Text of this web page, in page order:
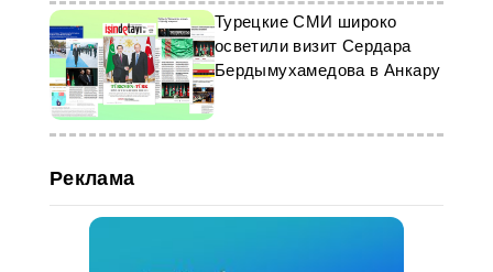
Турецкие СМИ широко
осветили визит Сердара
Бердымухамедова в Анкару
Реклама